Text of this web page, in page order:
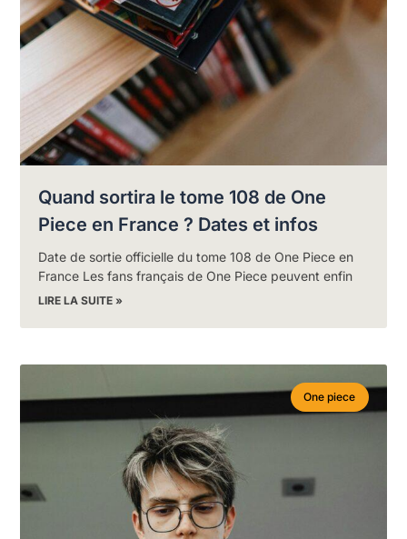
Quand sortira le tome 108 de One
Piece en France ? Dates et infos
Date de sortie officielle du tome 108 de One Piece en
France Les fans français de One Piece peuvent enfin
LIRE LA SUITE »
One piece